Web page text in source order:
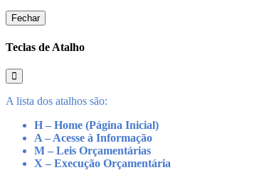
Fechar
Teclas de Atalho
A lista dos atalhos são:
H – Home (Página Inicial)
A – Acesse à Informação
M – Leis Orçamentárias
X – Execução Orçamentária